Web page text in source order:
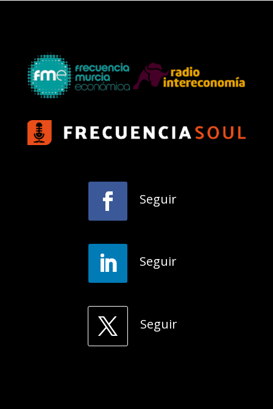
Seguir
Seguir
Seguir